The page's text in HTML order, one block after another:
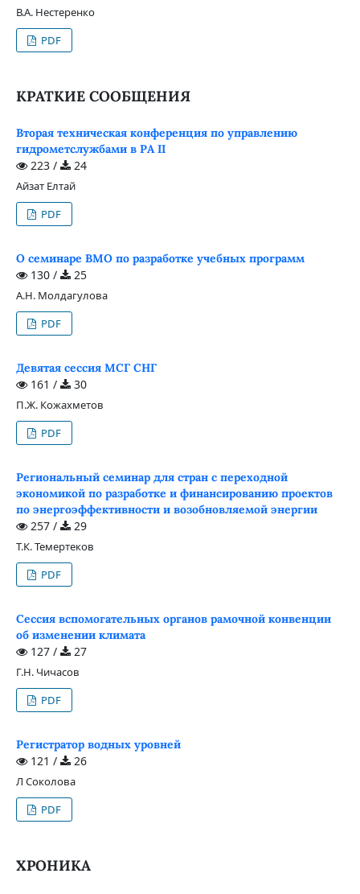
В.А. Нестеренко
PDF
КРАТКИЕ СООБЩЕНИЯ
Вторая техническая конференция по управлению
гидрометслужбами в РА ІІ
223 / 24
Айзат Елтай
PDF
О семинаре ВМО по разработке учебных программ
130 / 25
А.Н. Молдагулова
PDF
Девятая сессия МСГ СНГ
161 / 30
П.Ж. Кожахметов
PDF
Региональный семинар для стран с переходной
экономикой по разработке и финансированию проектов
по энергоэффективности и возобновляемой энергии
257 / 29
Т.К. Темертеков
PDF
Сессия вспомогательных органов рамочной конвенции
об изменении климата
127 / 27
Г.Н. Чичасов
PDF
Регистратор водных уровней
121 / 26
Л Соколова
PDF
ХРОНИКА